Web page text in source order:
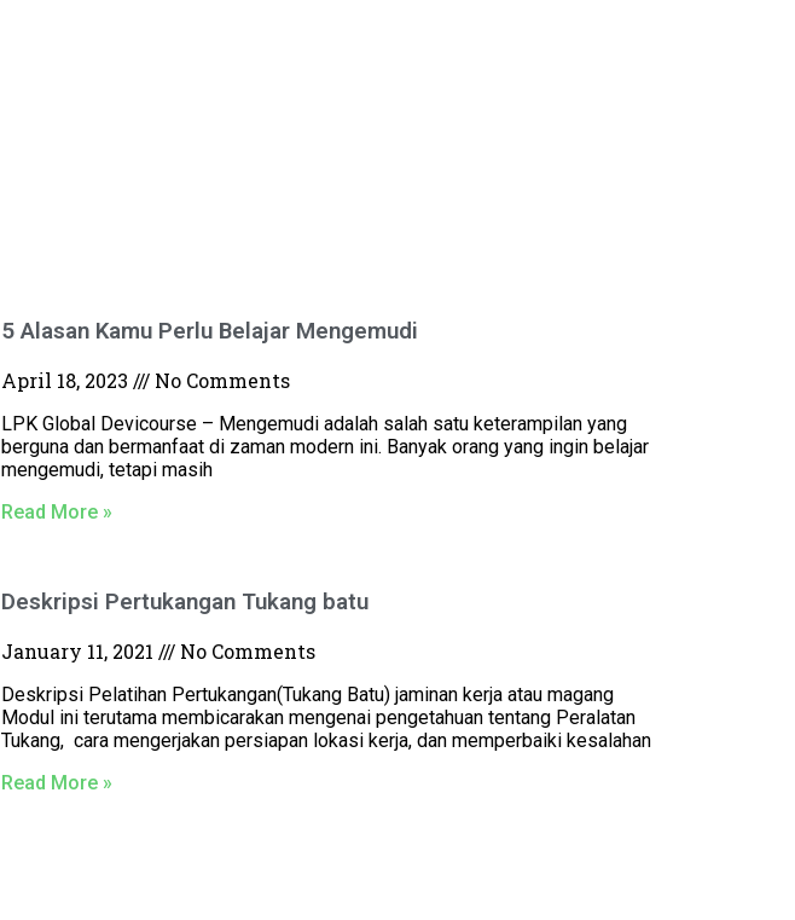
5 Alasan Kamu Perlu Belajar Mengemudi
April 18, 2023 No Comments
LPK Global Devicourse – Mengemudi adalah salah satu keterampilan yang
berguna dan bermanfaat di zaman modern ini. Banyak orang yang ingin belajar
mengemudi, tetapi masih
Read More »
Deskripsi Pertukangan Tukang batu
January 11, 2021 No Comments
Deskripsi Pelatihan Pertukangan(Tukang Batu) jaminan kerja atau magang
Modul ini terutama membicarakan mengenai pengetahuan tentang Peralatan
Tukang, cara mengerjakan persiapan lokasi kerja, dan memperbaiki kesalahan
Read More »